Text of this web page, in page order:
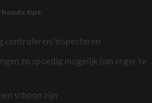
tips:
controleren/inspecteren
zo spoedig mogelijk (om erger te
schoon zijn